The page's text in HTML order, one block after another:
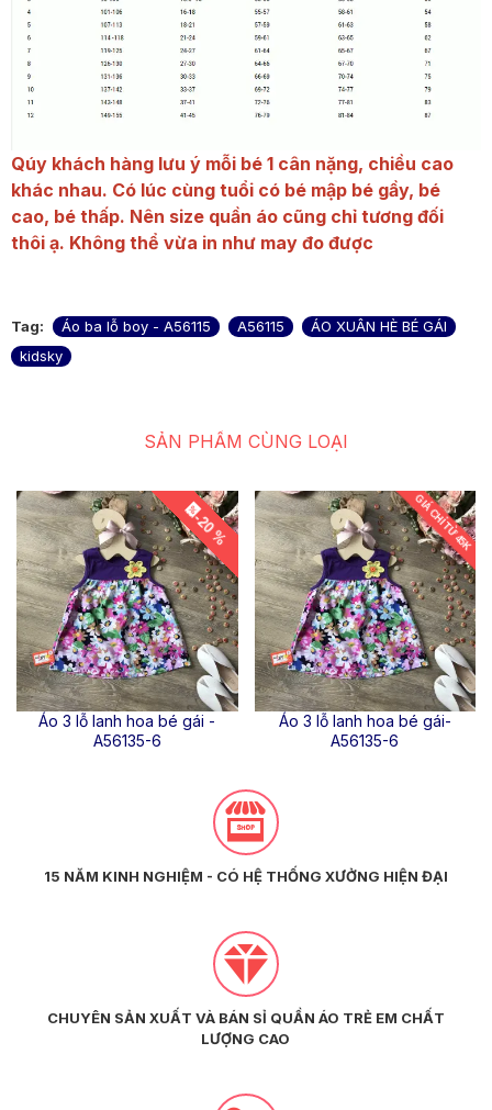
Qúy khách hàng lưu ý mỗi bé 1 cân nặng, chiều cao
khác nhau. Có lúc cùng tuổi có bé mập bé gầy, bé
cao, bé thấp. Nên size quần áo cũng chỉ tương đối
thôi ạ. Không thể vừa in như may đo được
Tag: Áo ba lỗ boy - A56115 A56115
ÁO XUÂN HÈ BÉ GÁI
kidsky
SẢN PHẨM CÙNG LOẠI
-20 %
Áo 3 lỗ lanh hoa bé gái -
A56135-6
GIÁ CHỈ TỪ 45K
Áo 3 lỗ lanh hoa bé gái-
A56135-6
15 NĂM KINH NGHIỆM - CÓ HỆ THỐNG XƯỞNG HIỆN ĐẠI
CHUYÊN SẢN XUẤT VÀ BÁN SỈ QUẦN ÁO TRẺ EM CHẤT
LƯỢNG CAO